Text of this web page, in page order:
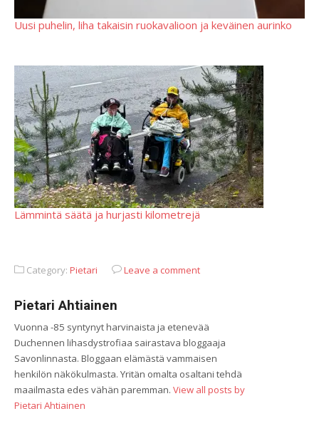
Uusi puhelin, liha takaisin ruokavalioon ja keväinen aurinko
Lämmintä säätä ja hurjasti kilometrejä
Category: Pietari Leave a comment
Pietari Ahtiainen
Vuonna -85 syntynyt harvinaista ja etenevää
Duchennen lihasdystrofiaa sairastava bloggaaja
Savonlinnasta. Bloggaan elämästä vammaisen
henkilön näkökulmasta. Yritän omalta osaltani tehdä
maailmasta edes vähän paremman. View all posts by
Pietari Ahtiainen